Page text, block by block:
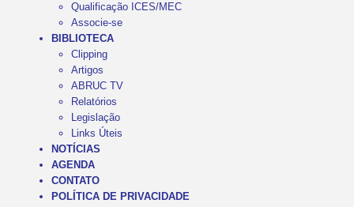
Qualificação ICES/MEC
Associe-se
BIBLIOTECA
Clipping
Artigos
ABRUC TV
Relatórios
Legislação
Links Úteis
NOTÍCIAS
AGENDA
CONTATO
POLÍTICA DE PRIVACIDADE